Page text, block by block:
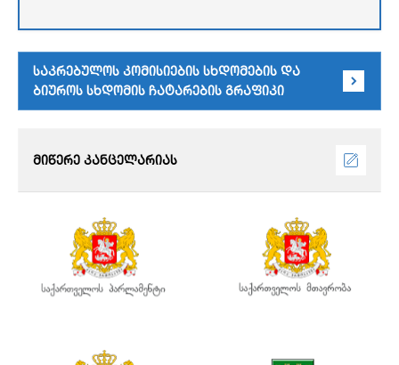
საკრებულოს კომისიების სხდომების და
ბიუროს სხდომის ჩატარების გრაფიკი
მიწერე კანცელარიას